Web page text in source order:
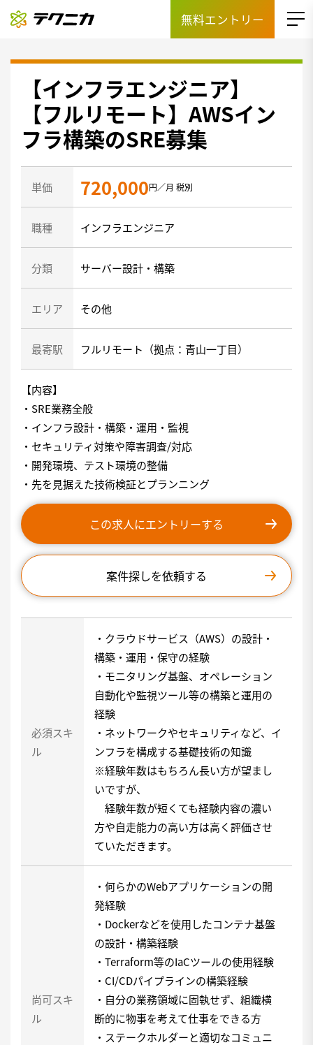
無料エントリー
【インフラエンジニア】
【フルリモート】AWSイン
フラ構築のSRE募集
単価 720,000円／月 税別
職種 インフラエンジニア
分類 サーバー設計・構築
エリア その他
最寄駅 フルリモート（拠点：青山一丁目）
【内容】
・SRE業務全般
・インフラ設計・構築・運用・監視
・セキュリティ対策や障害調査/対応
・開発環境、テスト環境の整備
・先を見据えた技術検証とプランニング
この求人にエントリーする
案件探しを依頼する
必須スキ
ル
・クラウドサービス（AWS）の設計・
構築・運用・保守の経験
・モニタリング基盤、オペレーション
自動化や監視ツール等の構築と運用の
経験
・ネットワークやセキュリティなど、イ
ンフラを構成する基礎技術の知識
※経験年数はもちろん長い方が望まし
いですが、
経験年数が短くても経験内容の濃い
方や自走能力の高い方は高く評価させ
ていただきます。
尚可スキ
ル
・何らかのWebアプリケーションの開
発経験
・Dockerなどを使用したコンテナ基盤
の設計・構築経験
・Terraform等のIaCツールの使用経験
・CI/CDパイプラインの構築経験
・自分の業務領域に固執せず、組織横
断的に物事を考えて仕事をできる方
・ステークホルダーと適切なコミュニ